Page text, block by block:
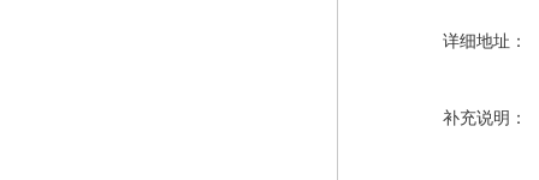
详细地址：
补充说明：